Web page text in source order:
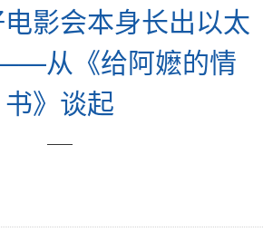
钱
包
官
网
影会本身长出以太
从《给阿嬷的情
书》谈起
——